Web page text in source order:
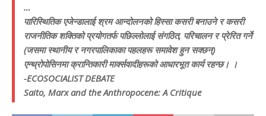
…
पारिस्थितिक एजेन्डालाई श्रम आन्दोलनको हिस्सा कसरी बनाउने र कसरी
राजनीतिक शक्तिको प्रयोगतर्फ पछिल्लोलाई संगठित, परिचालन र प्रेरित गर्ने
(जसमा स्थानीय र नगरपालिकाका पहलहरू समावेश हुन सक्छन्)
एन्थ्रोपोसिनमा क्रान्तिकारी मार्क्सवादीहरूको आधारभूत कार्य रहन्छ। ।
-ECOSOCIALIST DEBATE
Saito, Marx and the Anthropocene: A Critique